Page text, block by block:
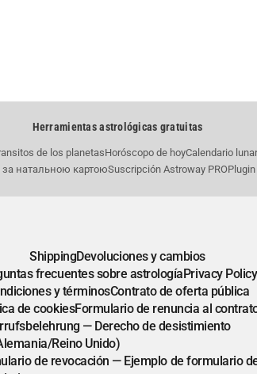
Herramientas astrológicas gratuitas
de los planetasHoróscopo de hoyCalendario lunar
натальною картоюSuscripción Astroway PRO
ShippingDevoluciones y cambios
frecuentes sobre astrologíaPrivacy Policy
y términosContrato de oferta pública
de cookiesFormulario de renuncia al
— Derecho de desistimiento
Reino Unido)
de revocación — Ejemplo de formulario